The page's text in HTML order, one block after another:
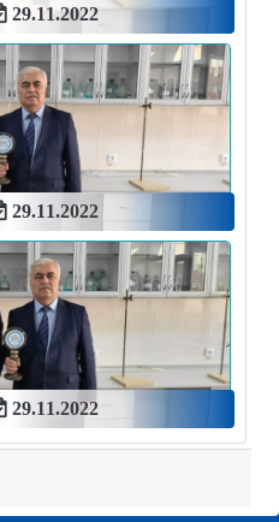
29.11.2022
29.11.2022
29.11.2022